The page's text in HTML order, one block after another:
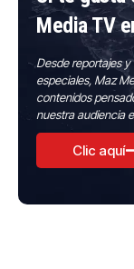
Media TV
Desde reportajes
especiales, Maz
contenidos
nuestra audiencia
Clic aquí